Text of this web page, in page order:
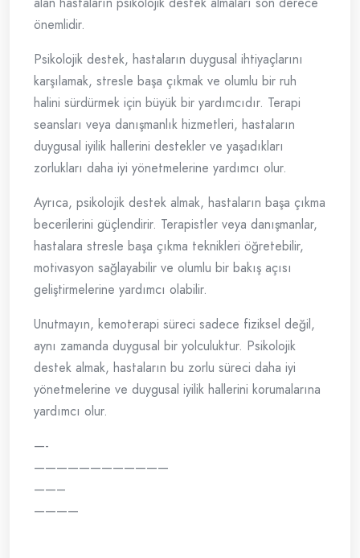
önemlidir.
Psikolojik destek, hastaların duygusal ihtiyaçlarını
karşılamak, stresle başa çıkmak ve olumlu bir ruh
halini sürdürmek için büyük bir yardımcıdır. Terapi
seansları veya danışmanlık hizmetleri, hastaların
duygusal iyilik hallerini destekler ve yaşadıkları
zorlukları daha iyi yönetmelerine yardımcı olur.
Ayrıca, psikolojik destek almak, hastaların başa çıkma
becerilerini güçlendirir. Terapistler veya danışmanlar,
hastalara stresle başa çıkma teknikleri öğretebilir,
motivasyon sağlayabilir ve olumlu bir bakış açısı
geliştirmelerine yardımcı olabilir.
Unutmayın, kemoterapi süreci sadece fiziksel değil,
aynı zamanda duygusal bir yolculuktur. Psikolojik
destek almak, hastaların bu zorlu süreci daha iyi
yönetmelerine ve duygusal iyilik hallerini korumalarına
yardımcı olur.
—-
————————————
——–
————